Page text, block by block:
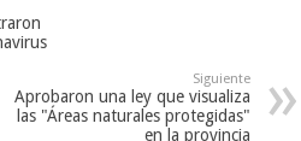
Siguiente
Aprobaron una ley que visualiza
las "Áreas naturales protegidas"
en la provincia